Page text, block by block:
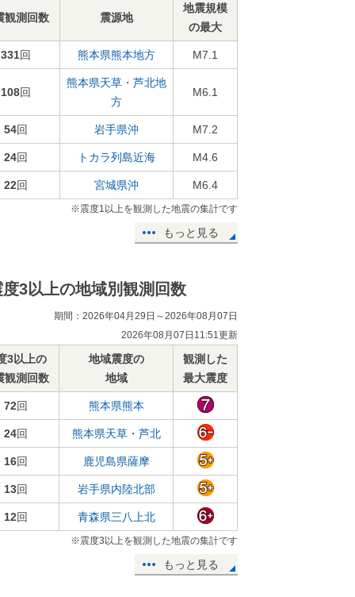
観測回数 震源地
地震規模
の最大
331回 熊本県熊本地方 M7.1
108回
熊本県天草・芦北地
方
M6.1
54回 岩手県沖 M7.2
24回 トカラ列島近海 M4.6
22回 宮城県沖 M6.4
※震度1以上を観測した地震の集計です
もっと見る
度3以上の地域別観測回数
期間：2026年04月29日～2026年08月07日
2026年08月07日11:51更新
3以上の
観測回数
地域震度の
地域
観測した
最大震度
72回 熊本県熊本
24回 熊本県天草・芦北
16回 鹿児島県薩摩
13回 岩手県内陸北部
12回 青森県三八上北
※震度3以上を観測した地震の集計です
もっと見る